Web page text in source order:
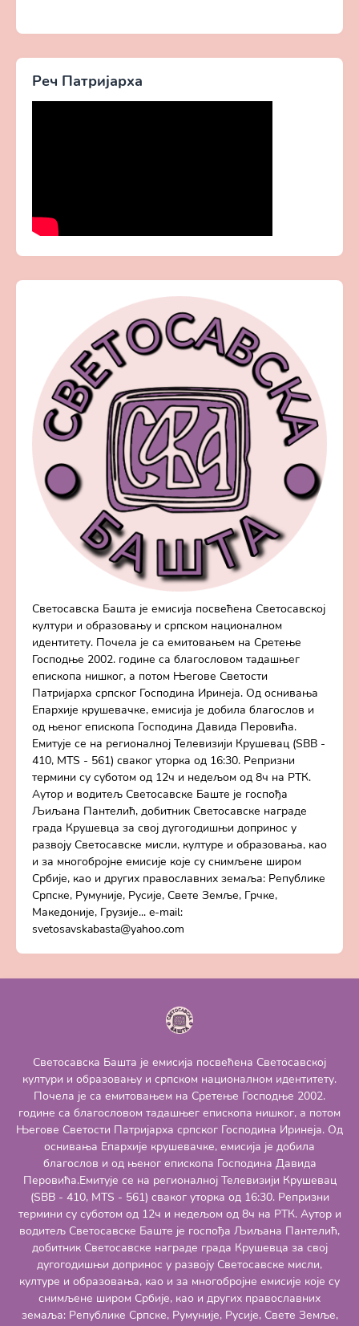
Реч Патријарха
Светосавска Башта је емисија посвећена Светосавској
култури и образовању и српском националном
идентитету. Почела је са емитовањем на Сретење
Господње 2002. године са благословом тадашњег
епископа нишког, а потом Његове Светости
Патријарха српског Господина Иринеја. Од оснивања
Епархије крушевачке, емисија је добила благослов и
од њеног епископа Господина Давида Перовића.
Емитује се на регионалној Телевизији Крушевац (SBB -
410, MTS - 561) сваког уторка од 16:30. Репризни
термини су суботом од 12ч и недељом од 8ч на РТК.
Аутор и водитељ Светосавске Баште је госпођа
Љиљана Пантелић, добитник Светосавске награде
града Крушевца за свој дугогодишњи допринос у
развоју Светосавске мисли, културе и образовања, као
и за многобројне емисије које су снимљене широм
Србије, као и других православних земаља: Републике
Српске, Румуније, Русије, Свете Земље, Грчке,
Македоније, Грузије... e-mail:
svetosavskabasta@yahoo.com
Светосавска Башта је емисија посвећена Светосавској
култури и образовању и српском националном идентитету.
Почела је са емитовањем на Сретење Господње 2002.
године са благословом тадашњег епископа нишког, а потом
Његове Светости Патријарха српског Господина Иринеја. Од
оснивања Епархије крушевачке, емисија је добила
благослов и од њеног епископа Господина Давида
Перовића.Емитује се на регионалној Телевизији Крушевац
(SBB - 410, MTS - 561) сваког уторка од 16:30. Репризни
термини су суботом од 12ч и недељом од 8ч на РТК. Аутор и
водитељ Светосавске Баште је госпођа Љиљана Пантелић,
добитник Светосавске награде града Крушевца за свој
дугогодишњи допринос у развоју Светосавске мисли,
културе и образовања, као и за многобројне емисије које су
снимљене широм Србије, као и других православних
земаља: Републике Српске, Румуније, Русије, Свете Земље,